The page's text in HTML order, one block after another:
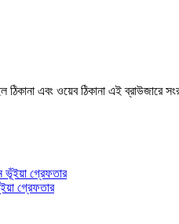
ঠিকানা এবং ওয়েব ঠিকানা এই ব্রাউজারে
গ্রেফতার